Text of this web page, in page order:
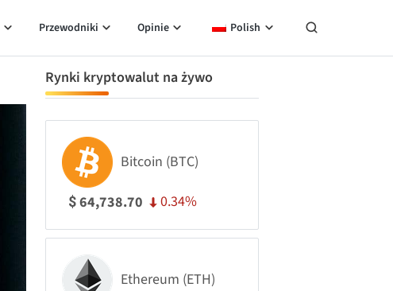
Przewodniki Opinie Polish
Rynki kryptowalut na żywo
Bitcoin (BTC)
$64,738.70 0.34%
Ethereum (ETH)